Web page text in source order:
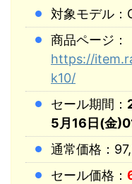
対象モデル
商品ページ：
https://
k10/
セール期間：
5月16日(金
通常価格：
セール価格：